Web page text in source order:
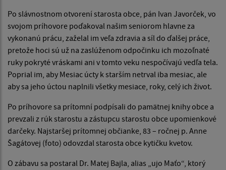
Po slávnostnom otvorení starosta obce, pán Ivan Javorček, vo
svojom príhovore poďakoval našim seniorom hlavne za
vykonanú prácu, zaželal im veľa zdravia a síl do ďalšej práce,
pretože hoci sú už na zaslúženom odpočinku ich mozoľnaté
ruky pokryté vráskami ani v tomto veku nespočívajú vedľa tela.
Poprial im, aby Mesiac úcty k starším netrval iba mesiac, ale
aby sa jeho úctou naplnili všetky mesiace, roky, celý ich život.
Po príhovore sa prítomní podpísali do pamätnej knihy obce a
prevzali z rúk starostu a zástupcu starostu obce upomienkové
darčeky. Najstaršej prítomnej občianke, 83 – ročnej p. Anne
Šagátovej (foto) odovzdal starosta obce kytičku kvetov.
O zábavu sa postaral Dr. Matej Bajla, alias „ujo Maťo“, ktorý